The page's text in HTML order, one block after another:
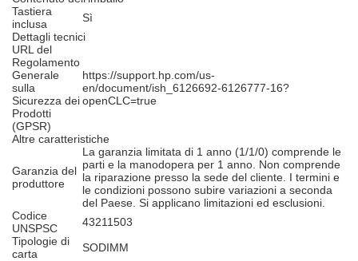
Tastiera
inclusa
Sì
Dettagli tecnici
URL del
Regolamento
Generale
sulla
Sicurezza dei
Prodotti
(GPSR)
https://support.hp.com/us-
en/document/ish_6126692-6126777-16?
openCLC=true
Altre caratteristiche
Garanzia del
produttore
La garanzia limitata di 1 anno (1/1/0) comprende le
parti e la manodopera per 1 anno. Non comprende
la riparazione presso la sede del cliente. I termini e
le condizioni possono subire variazioni a seconda
del Paese. Si applicano limitazioni ed esclusioni.
Codice
UNSPSC
43211503
Tipologie di
carta
SODIMM